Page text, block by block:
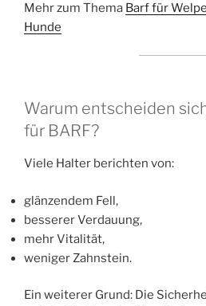
Mehr zum Thema Barf für
Hunde
Warum entscheiden
für BARF?
Viele Halter berichten von:
glänzendem Fell,
besserer Verdauung,
mehr Vitalität,
weniger Zahnstein.
Ein weiterer Grund: Die